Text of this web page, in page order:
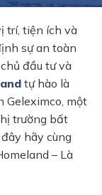
trí, tiện ích và
sự an toàn
đầu tư và
tự hào là
Geleximco, một
trường bất
hãy cùng
– Là